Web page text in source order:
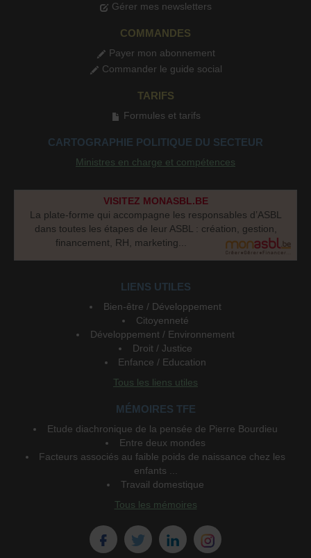
Gérer mes newsletters
COMMANDES
Payer mon abonnement
Commander le guide social
TARIFS
Formules et tarifs
CARTOGRAPHIE POLITIQUE DU SECTEUR
Ministres en charge et compétences
VISITEZ MONASBL.BE
La plate-forme qui accompagne les responsables d’ASBL
dans toutes les étapes de leur ASBL : création, gestion,
financement, RH, marketing...
LIENS UTILES
Bien-être / Développement
Citoyenneté
Développement / Environnement
Droit / Justice
Enfance / Education
Tous les liens utiles
MÉMOIRES TFE
Etude diachronique de la pensée de Pierre Bourdieu
Entre deux mondes
Facteurs associés au faible poids de naissance chez les
enfants ...
Travail domestique
Tous les mémoires